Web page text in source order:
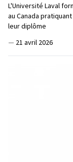
L'Université Laval
au Canada
leur diplôme
— 21 avril 2026